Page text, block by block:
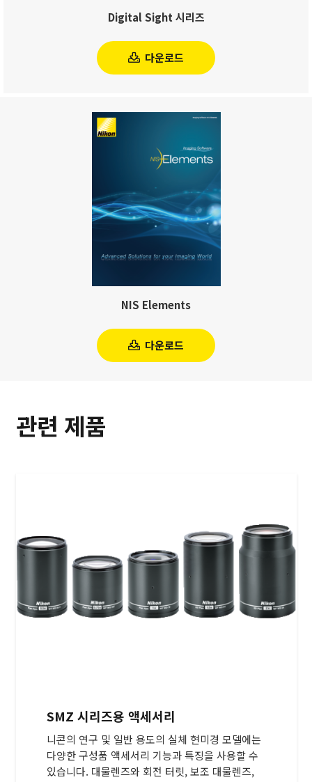
Digital Sight 시리즈
다운로드
NIS Elements
다운로드
관련 제품
SMZ 시리즈용 액세서리
니콘의 연구 및 일반 용도의 실체 현미경 모델에는
다양한 구성품 액세서리 기능과 특징을 사용할 수
있습니다. 대물렌즈와 회전 터릿, 보조 대물렌즈,